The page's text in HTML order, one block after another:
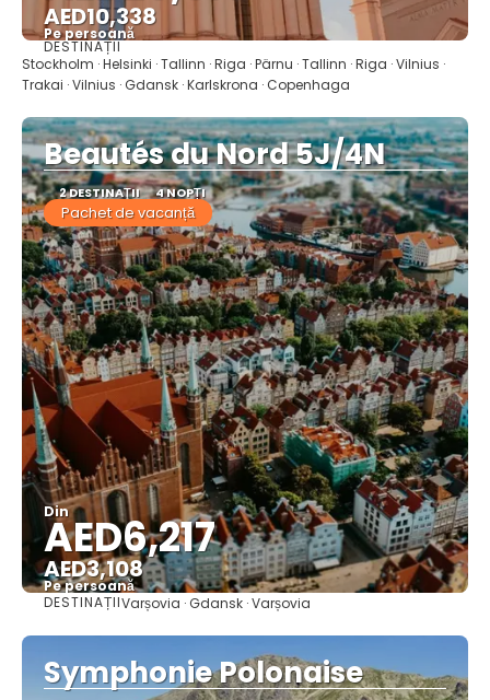
AED10,338
Pe persoană
Vedea
DESTINAȚII
Stockholm · Helsinki · Tallinn · Riga · Pärnu · Tallinn · Riga · Vilnius ·
Trakai · Vilnius · Gdansk · Karlskrona · Copenhaga
Beautés du Nord 5J/4N
2 DESTINAŢII 4 NOPȚI
Pachet de vacanță
Din
AED6,217
AED3,108
Pe persoană
Vedea
DESTINAȚIIVarșovia · Gdansk · Varșovia
Symphonie Polonaise